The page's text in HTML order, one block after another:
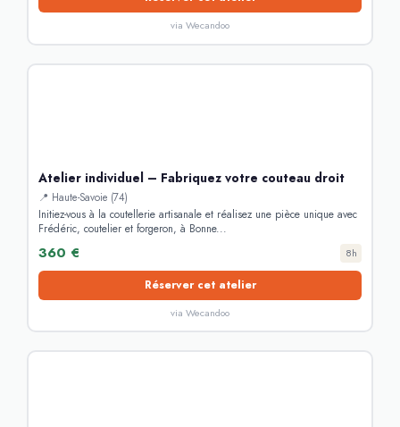
via Wecandoo
Atelier individuel – Fabriquez votre couteau droit
📍 Haute-Savoie (74)
Initiez-vous à la coutellerie artisanale et réalisez une pièce unique avec
Frédéric, coutelier et forgeron, à Bonne...
360 € 8h
Réserver cet atelier
via Wecandoo